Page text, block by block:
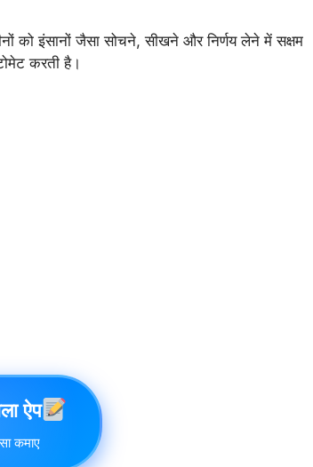
को इंसानों जैसा सोचने, सीखने और निर्णय लेने में सक्षम
करती है।
ऐप
कमाए